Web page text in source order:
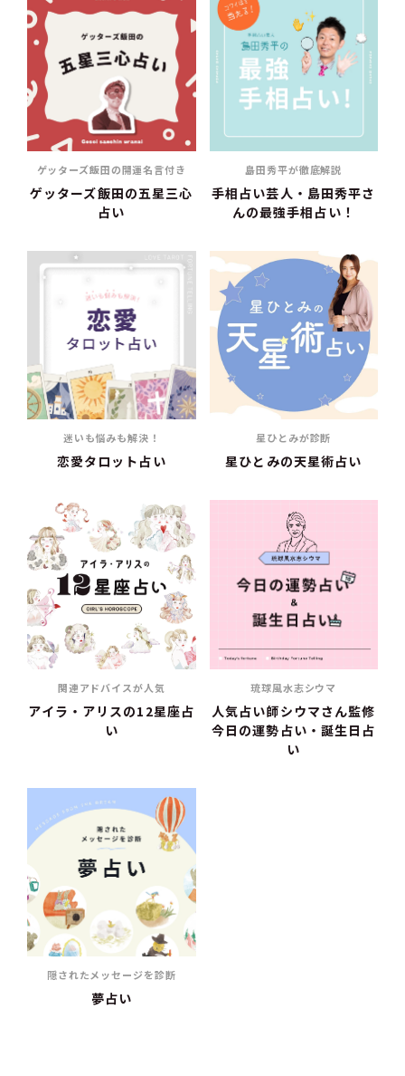
ゲッターズ飯田の開運名言付き
ゲッターズ飯田の五星三心
占い
島田秀平が徹底解説
手相占い芸人・島田秀平さ
んの最強手相占い！
迷いも悩みも解決！
恋愛タロット占い
星ひとみが診断
星ひとみの天星術占い
関連アドバイスが人気
アイラ・アリスの12星座占
い
琉球風水志シウマ
人気占い師シウマさん監修
今日の運勢占い・誕生日占
い
隠されたメッセージを診断
夢占い